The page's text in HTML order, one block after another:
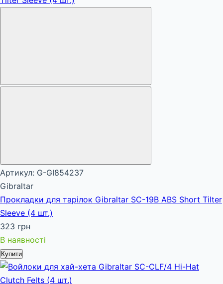
Артикул: G-GI854237
Gibraltar
Прокладки для тарілок Gibraltar SC-19B ABS Short Tilter
Sleeve (4 шт.)
323 грн
В наявності
Купити